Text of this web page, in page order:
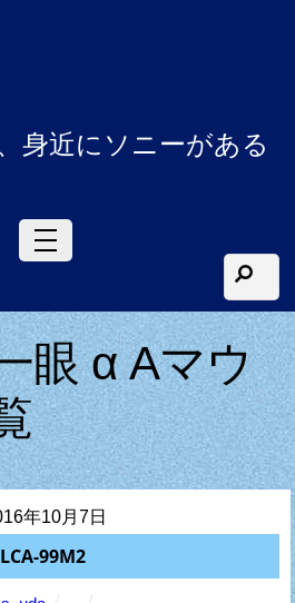
身近にソニーがある
眼 α Aマウ
年10月7日
99M2